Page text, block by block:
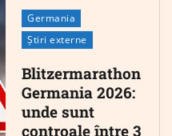
Germania
Știri externe
Blitzermarathon
Germania 2026:
unde sunt
controale între 3